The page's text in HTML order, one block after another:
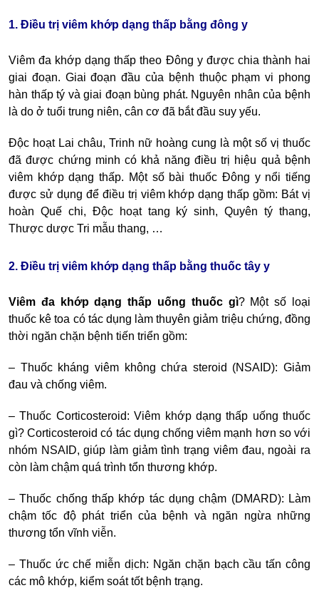
1. Điều trị viêm khớp dạng thấp bằng đông y
Viêm đa khớp dạng thấp theo Đông y được chia thành hai
giai đoạn. Giai đoạn đầu của bệnh thuộc phạm vi phong
hàn thấp tý và giai đoạn bùng phát. Nguyên nhân của bệnh
là do ở tuổi trung niên, cân cơ đã bắt đầu suy yếu.
Độc hoạt Lai châu, Trinh nữ hoàng cung là một số vị thuốc
đã được chứng minh có khả năng điều trị hiệu quả bệnh
viêm khớp dạng thấp. Một số bài thuốc Đông y nổi tiếng
được sử dụng để điều trị viêm khớp dạng thấp gồm: Bát vị
hoàn Quế chi, Độc hoạt tang ký sinh, Quyên tý thang,
Thược dược Tri mẫu thang, …
2. Điều trị viêm khớp dạng thấp bằng thuốc tây y
Viêm đa khớp dạng thấp uống thuốc gì? Một số loại
thuốc kê toa có tác dụng làm thuyên giảm triệu chứng, đồng
thời ngăn chặn bệnh tiến triển gồm:
– Thuốc kháng viêm không chứa steroid (NSAID): Giảm
đau và chống viêm.
– Thuốc Corticosteroid: Viêm khớp dạng thấp uống thuốc
gì? Corticosteroid có tác dụng chống viêm mạnh hơn so với
nhóm NSAID, giúp làm giảm tình trạng viêm đau, ngoài ra
còn làm chậm quá trình tổn thương khớp.
– Thuốc chống thấp khớp tác dụng chậm (DMARD): Làm
chậm tốc độ phát triển của bệnh và ngăn ngừa những
thương tổn vĩnh viễn.
– Thuốc ức chế miễn dịch: Ngăn chặn bạch cầu tấn công
các mô khớp, kiểm soát tốt bệnh trạng.